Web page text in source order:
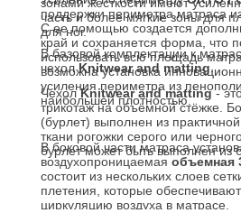
зонами жесткости имеют
часть и более мягкие зоны для
для ног.
поддержки периметра матраса
С ее помощью создается
край и сохраняется форма, что
использовать всю площадь
возможна установка
усиления периметра из
наибольшей плотностью.
В базовой комплектации к
чехолKnitwear and matting.
ЧехолKnitwear and matting-
трикотаж на объёмной стёжке.
(бурлет) выполнен из
ткани рогожки серого или
бурлет может быть выполнен из
В боковой части матраса
воздухопроницаемая объемная
состоит из нескольких слоев
плетения, которые
циркуляцию воздуха в матрасе.